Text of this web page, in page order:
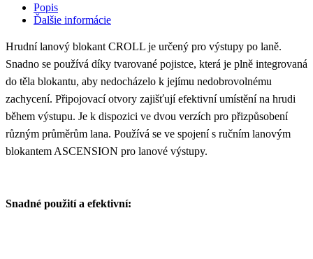
Popis
Ďalšie informácie
Hrudní lanový blokant CROLL je určený pro výstupy po laně.
Snadno se používá díky tvarované pojistce, která je plně integrovaná
do těla blokantu, aby nedocházelo k jejímu nedobrovolnému
zachycení. Připojovací otvory zajišťují efektivní umístění na hrudi
během výstupu. Je k dispozici ve dvou verzích pro přizpůsobení
různým průměrům lana. Používá se ve spojení s ručním lanovým
blokantem ASCENSION pro lanové výstupy.
Snadné použití a efektivní: